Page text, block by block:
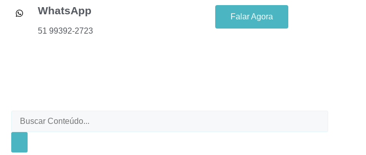
WhatsApp
51 99392-2723
Falar Agora